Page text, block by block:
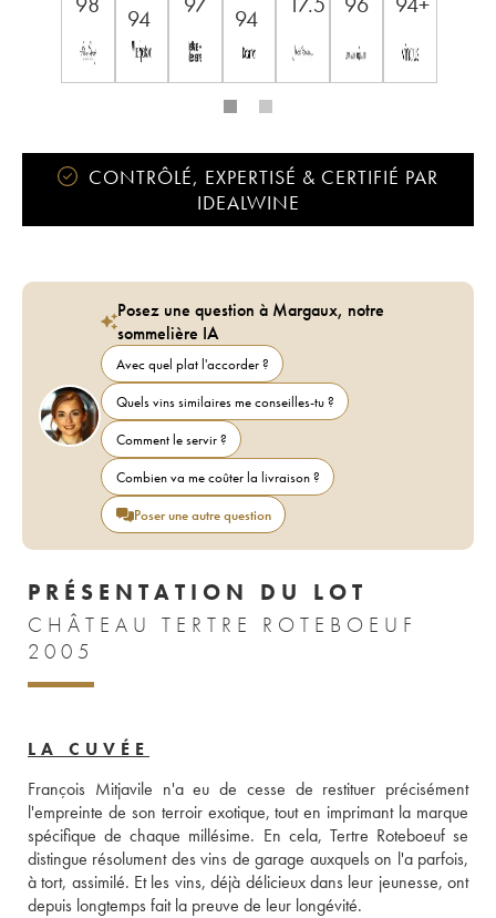
94
94
CONTRÔLÉ, EXPERTISÉ & CERTIFIÉ PAR
IDEALWINE
Posez une question à Margaux, notre
sommelière IA
Avec quel plat l'accorder ?
Quels vins similaires me conseilles-tu ?
Comment le servir ?
Combien va me coûter la livraison ?
Poser une autre question
PRÉSENTATION DU LOT
CHÂTEAU TERTRE ROTEBOEUF
2005
LA CUVÉE
François Mitjavile n'a eu de cesse de restituer précisément
l'empreinte de son terroir exotique, tout en imprimant la marque
spécifique de chaque millésime. En cela, Tertre Roteboeuf se
distingue résolument des vins de garage auxquels on l'a parfois,
à tort, assimilé. Et les vins, déjà délicieux dans leur jeunesse, ont
depuis longtemps fait la preuve de leur longévité.